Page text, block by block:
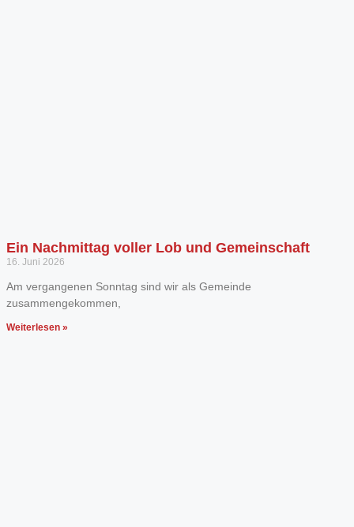
Ein Nachmittag voller Lob und Gemeinschaft
16. Juni 2026
Am vergangenen Sonntag sind wir als Gemeinde
zusammengekommen,
Weiterlesen »